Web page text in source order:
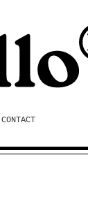
CONTACT